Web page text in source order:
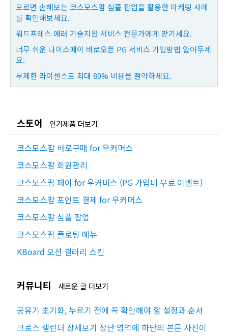
모르면 손해보는 코스모스팜 심플 팝업을 활용한 마케팅 사례
를 확인해보세요.
워드프레스 에러 기술지원 서비스 전문가에게 맡기세요.
너무 쉬운 나이스페이 바로오픈 PG 서비스 가입방법 알아두세
요.
무제한 라이센스로 최대 80% 비용을 절약하세요.
스토어 인기제품 더보기
코스모스팜 바로구매 for 우커머스
코스모스팜 회원관리
코스모스팜 페이 for 우커머스 (PG 가입비 무료 이벤트)
코스모스팜 포인트 결제 for 우커머스
코스모스팜 심플 팝업
코스모스팜 플로팅 메뉴
KBoard 오션 갤러리 스킨
커뮤니티 새로운 글 더보기
공유기 초기화, 누르기 전에 꼭 확인해야 할 설정과 순서
크로스 캘린더 상세보기 상단 영역에 하단의 본문 사진이